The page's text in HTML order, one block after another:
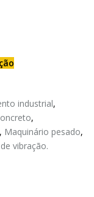
industrial,
,
, Maquinário pesado,
vibração.